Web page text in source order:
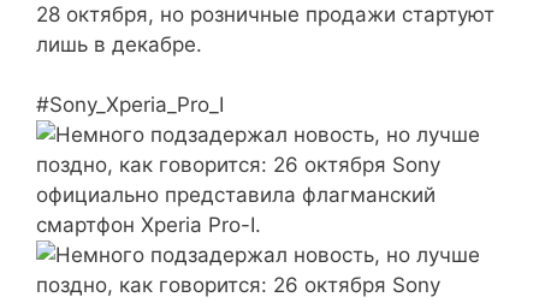
28 октября, но розничные продажи стартуют
лишь в декабре.
#Sony_Xperia_Pro_I